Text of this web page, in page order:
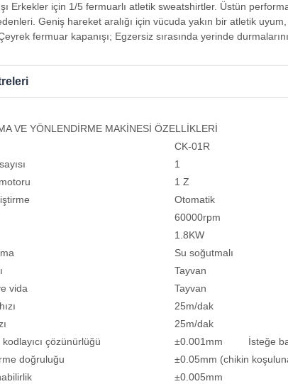
Erkekler için 1/5 fermuarlı atletik sweatshirtler. Üstün
Geniş hareket aralığı için vücuda yakın bir atletik
fermuar kapanışı; Egzersiz sırasında yerinde
VE YÖNLENDİRME MAKİNESİ ÖZELLİKLERİ
CK-01R
1
1 Z
Otomatik
60000rpm
1.8KW
Su soğutmalı
Tayvan
vida Tayvan
25m/dak
25m/dak
çözünürlüğü ±0.001mm İsteğe
doğruluğu
±0.05mm (chikin
±0.005mm